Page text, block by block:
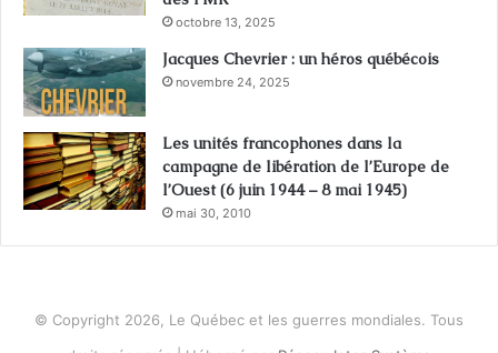
octobre 13, 2025
Jacques Chevrier : un héros québécois
novembre 24, 2025
Les unités francophones dans la
campagne de libération de l’Europe de
l’Ouest (6 juin 1944 – 8 mai 1945)
mai 30, 2010
© Copyright 2026, Le Québec et les guerres mondiales. Tous